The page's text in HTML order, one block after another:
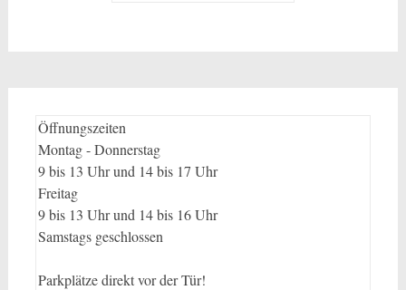
Öffnungszeiten
Montag - Donnerstag
9 bis 13 Uhr und 14 bis 17 Uhr
Freitag
9 bis 13 Uhr und 14 bis 16 Uhr
Samstags geschlossen
Parkplätze direkt vor der Tür!